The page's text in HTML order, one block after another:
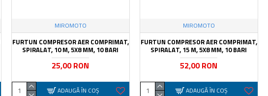
MIROMOTO
FURTUN COMPRESOR AER COMPRIMAT,
SPIRALAT, 10 M, 5X8 MM, 10 BARI
25,00 RON
ADAUGĂ ÎN COŞ
MIROMOTO
FURTUN COMPRESOR AER COMPRIMAT,
SPIRALAT, 15 M, 5X8 MM, 10 BARI
52,00 RON
ADAUGĂ ÎN COŞ